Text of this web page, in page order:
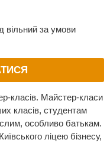
вільний за умови
класів. Майстер-класи
класів, студентам
особливо батькам.
ліцею бізнесу,